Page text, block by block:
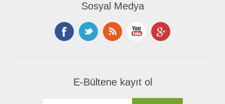
Sosyal Medya
E-Bültene kayıt ol